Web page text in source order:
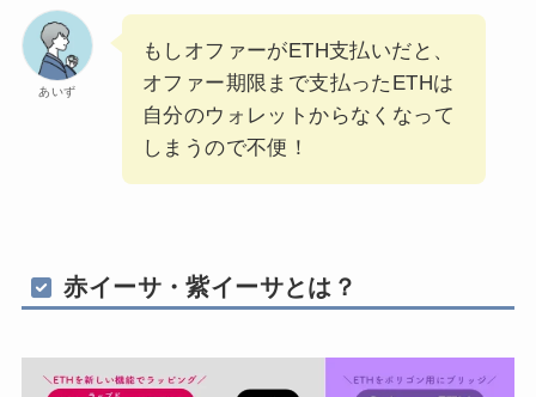
あいず
もしオファーがETH支払いだと、
オファー期限まで支払ったETHは
自分のウォレットからなくなって
しまうので不便！
赤イーサ・紫イーサとは？